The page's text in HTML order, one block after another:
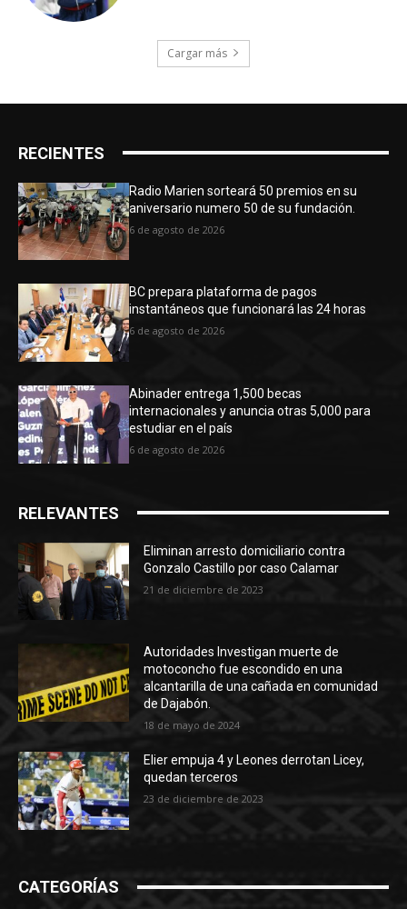
Cargar más
RECIENTES
Radio Marien sorteará 50 premios en su
aniversario numero 50 de su fundación.
6 de agosto de 2026
BC prepara plataforma de pagos
instantáneos que funcionará las 24 horas
6 de agosto de 2026
Abinader entrega 1,500 becas
internacionales y anuncia otras 5,000 para
estudiar en el país
6 de agosto de 2026
RELEVANTES
Eliminan arresto domiciliario contra
Gonzalo Castillo por caso Calamar
21 de diciembre de 2023
Autoridades Investigan muerte de
motoconcho fue escondido en una
alcantarilla de una cañada en comunidad
de Dajabón.
18 de mayo de 2024
Elier empuja 4 y Leones derrotan Licey,
quedan terceros
23 de diciembre de 2023
CATEGORÍAS